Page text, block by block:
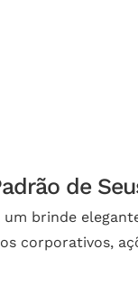
de
brinde
corporativos,